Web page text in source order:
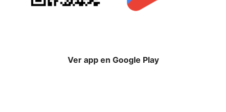
Ver app en Google Play